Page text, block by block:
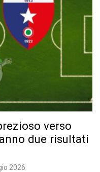
verso
due risultati
2026